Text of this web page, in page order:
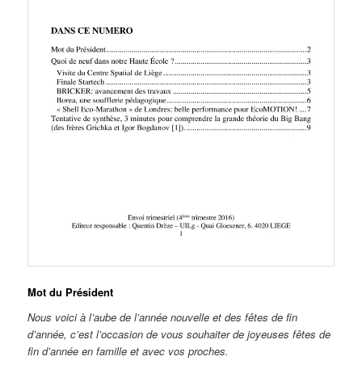
Mot du Président
Nous voici à l’aube de l’année nouvelle et des fêtes de fin
d’année, c’est l’occasion de vous souhaiter de joyeuses fêtes de
fin d’année en famille et avec vos proches.